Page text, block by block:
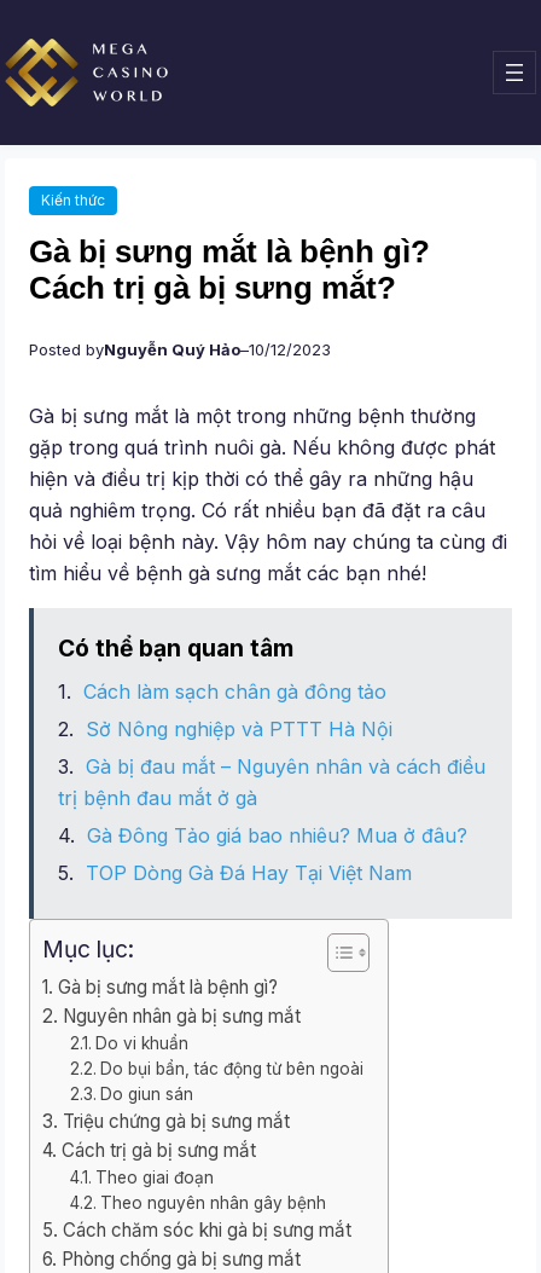
đến
phần
nội
dung
Kiến thức
Gà bị sưng mắt là bệnh gì?
Cách trị gà bị sưng mắt?
Posted byNguyễn Quý Hảo–10/12/2023
Gà bị sưng mắt là một trong những bệnh thường
gặp trong quá trình nuôi gà. Nếu không được phát
hiện và điều trị kịp thời có thể gây ra những hậu
quả nghiêm trọng. Có rất nhiều bạn đã đặt ra câu
hỏi về loại bệnh này. Vậy hôm nay chúng ta cùng đi
tìm hiểu về bệnh gà sưng mắt các bạn nhé!
Có thể bạn quan tâm
Cách làm sạch chân gà đông tảo
Sở Nông nghiệp và PTTT Hà Nội
Gà bị đau mắt – Nguyên nhân và cách điều
trị bệnh đau mắt ở gà
Gà Đông Tảo giá bao nhiêu? Mua ở đâu?
TOP Dòng Gà Đá Hay Tại Việt Nam
Mục lục:
Gà bị sưng mắt là bệnh gì?
Nguyên nhân gà bị sưng mắt
Do vi khuẩn
Do bụi bẩn, tác động từ bên ngoài
Do giun sán
Triệu chứng gà bị sưng mắt
Cách trị gà bị sưng mắt
Theo giai đoạn
Theo nguyên nhân gây bệnh
Cách chăm sóc khi gà bị sưng mắt
Phòng chống gà bị sưng mắt